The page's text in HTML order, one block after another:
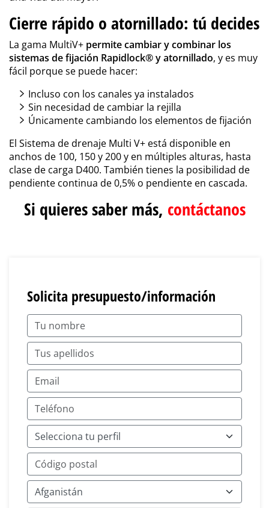
Cierre rápido o atornillado: tú decides
La gama MultiV+ permite cambiar y combinar los
sistemas de fijación Rapidlock® y atornillado, y es muy
fácil porque se puede hacer:
Incluso con los canales ya instalados
Sin necesidad de cambiar la rejilla
Únicamente cambiando los elementos de fijación
El Sistema de drenaje Multi V+ está disponible en
anchos de 100, 150 y 200 y en múltiples alturas, hasta
clase de carga D400. También tienes la posibilidad de
pendiente continua de 0,5% o pendiente en cascada.
Si quieres saber más, contáctanos
Solicita presupuesto/información